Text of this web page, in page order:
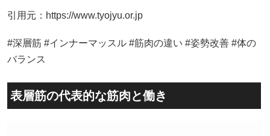
引用元：https://www.tyojyu.or.jp
#深層筋 #インナーマッスル #筋肉の違い #姿勢改善 #体の
バランス
表層筋の代表的な筋肉と働き